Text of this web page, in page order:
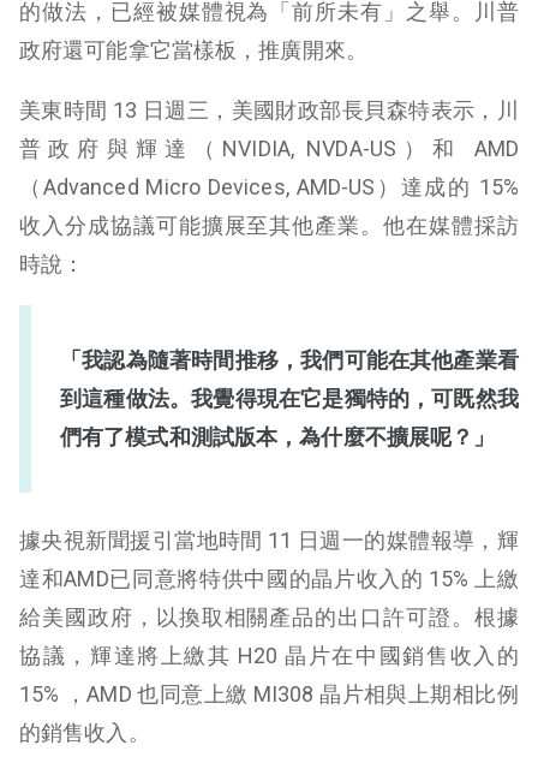
的做法，已經被媒體視為「前所未有」之舉。川普
政府還可能拿它當樣板，推廣開來。
美東時間 13 日週三，美國財政部長貝森特表示，川
普政府與輝達（NVIDIA, NVDA-US）和 AMD
（Advanced Micro Devices, AMD-US）達成的 15%
收入分成協議可能擴展至其他產業。他在媒體採訪
時說：
「我認為隨著時間推移，我們可能在其他產業看
到這種做法。我覺得現在它是獨特的，可既然我
們有了模式和測試版本，為什麼不擴展呢？」
據央視新聞援引當地時間 11 日週一的媒體報導，輝
達和AMD已同意將特供中國的晶片收入的 15% 上繳
給美國政府，以換取相關產品的出口許可證。根據
協議，輝達將上繳其 H20 晶片在中國銷售收入的
15% ，AMD 也同意上繳 MI308 晶片相與上期相比例
的銷售收入。